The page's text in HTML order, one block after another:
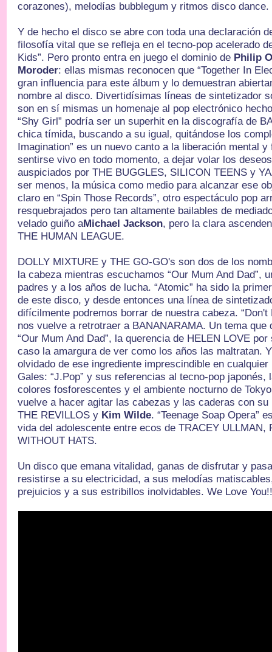
corazones), melodías bubblegum y ritmos disco dance.
Y de hecho el disco se abre con toda una declaración
filosofía vital que se refleja en el tecno-pop acelerado
Kids”. Pero pronto entra en juego el dominio de Philip
Moroder: ellas mismas reconocen que “Together In
gran influencia para este álbum y lo demuestran
nombre al disco. Divertidísimas líneas de sintetizador
son en sí mismas un homenaje al pop electrónico
“Shy Girl” podría ser un superhit en la discografía de
chica tímida, buscando a su igual, quitándose los
Imagination” es un nuevo canto a la liberación mental
sentirse vivo en todo momento, a dejar volar los
auspiciados por THE BUGGLES, SILICON TEENS y
ser menos, la música como medio para alcanzar ese
claro en “Spin Those Records”, otro espectáculo pop
resquebrajados pero tan altamente bailables de
velado guiño aMichael Jackson, pero la clara
THE HUMAN LEAGUE.
DOLLY MIXTURE y THE GO-GO's son dos de los
la cabeza mientras escuchamos “Our Mum And Dad”,
padres y a los años de lucha. “Atomic” ha sido la
de este disco, y desde entonces una línea de
difícilmente podremos borrar de nuestra cabeza. “Don't
nos vuelve a retrotraer a BANANARAMA. Un tema que
“Our Mum And Dad”, la querencia de HELEN LOVE
caso la amargura de ver como los años las maltratan.
olvidado de ese ingrediente imprescindible en
Gales: “J.Pop” y sus referencias al tecno-pop japonés,
colores fosforescentes y el ambiente nocturno de
vuelve a hacer agitar las cabezas y las caderas con su
THE REVILLOS y Kim Wilde. “Teenage Soap Opera”
vida del adolescente entre ecos de TRACEY ULLMAN,
WITHOUT HATS.
Un disco que emana vitalidad, ganas de disfrutar y
resistirse a su electricidad, a sus melodías
prejuicios y a sus estribillos inolvidables. We Love